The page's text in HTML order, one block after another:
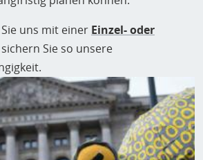
uns mit einer Einzel- oder
Sie so unsere